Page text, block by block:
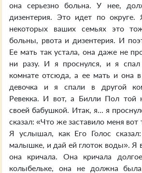
она серьезно больна. У нее,
дизентерия. Это идет по
некоторых ваших семьях это
больны, рвота и дизентерия. И
Ее мать так устала, она даже не
ни разу. И я проснулся, и я спал
комнате отсюда, а ее мать и она
девочка и я спали в другой
Ревекка. И вот, а Билли Пол той
своей бабушкой. Итак, я... я
сказал: «Что же заставило меня вот
Я услышал, как Его Голос
малышке, и дай ей глоток воды». Я
она кричала. Она кричала
колыбельке, она не должна была